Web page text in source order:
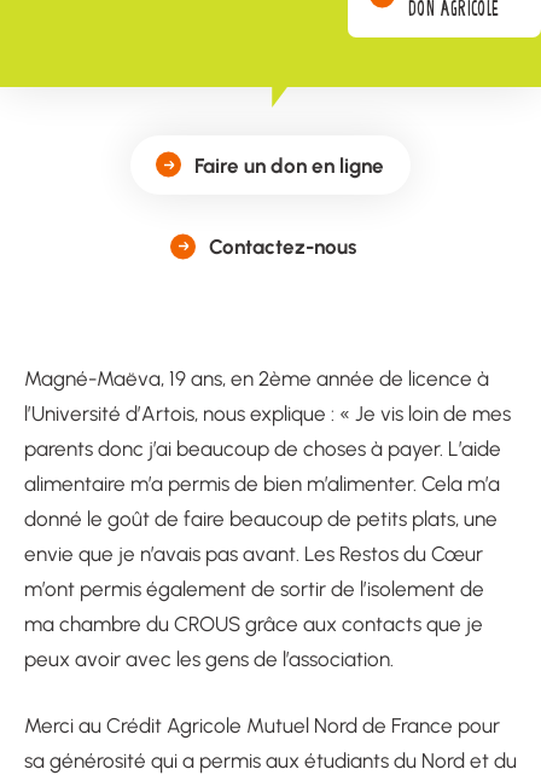
DON AGRICOLE
Faire un don en ligne
Contactez-nous
Magné-Maëva, 19 ans, en 2ème année de licence à
l’Université d’Artois, nous explique : « Je vis loin de mes
parents donc j’ai beaucoup de choses à payer. L’aide
alimentaire m’a permis de bien m’alimenter. Cela m’a
donné le goût de faire beaucoup de petits plats, une
envie que je n’avais pas avant. Les Restos du Cœur
m’ont permis également de sortir de l’isolement de
ma chambre du CROUS grâce aux contacts que je
peux avoir avec les gens de l’association.
Merci au Crédit Agricole Mutuel Nord de France pour
sa générosité qui a permis aux étudiants du Nord et du